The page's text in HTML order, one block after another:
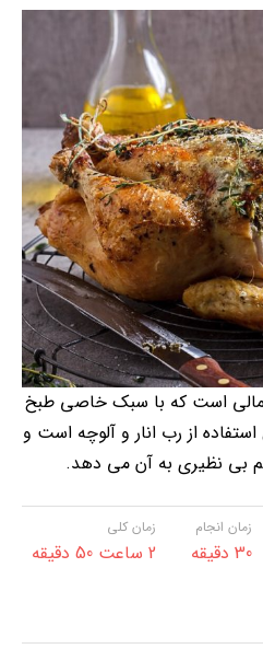
است که با سبک خاصی طبخ
از رب انار و آلوچه است و
بی نظیری به آن می دهد.
زمان انجام
30 دقیقه
زمان کلی
2 ساعت 50 دقیقه